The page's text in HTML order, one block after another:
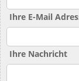
Ihre E-Mail
Ihre Nachricht